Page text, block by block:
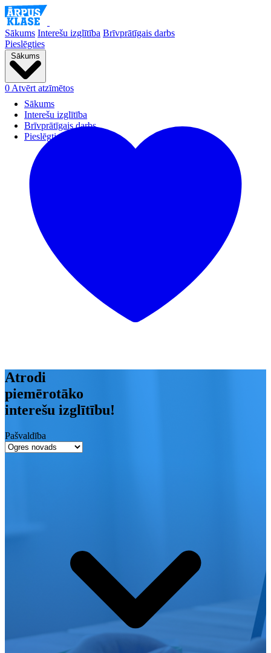
Sākums Interešu izglītība Brīvprātīgais darbs
Pieslēgties
Sākums
Sākums
Interešu izglītība
Brīvprātīgais darbs
Pieslēgties
0 Atvērt atzīmētos
Atrodi
piemērotāko
interešu izglītību!
Pašvaldība